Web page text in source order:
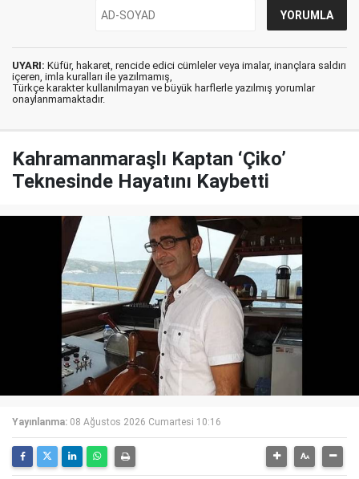
UYARI: Küfür, hakaret, rencide edici cümleler veya imalar, inançlara saldırı
içeren, imla kuralları ile yazılmamış,
Türkçe karakter kullanılmayan ve büyük harflerle yazılmış yorumlar
onaylanmamaktadır.
Kahramanmaraşlı Kaptan ‘Çiko’
Teknesinde Hayatını Kaybetti
Yayınlanma: 08 Ağustos 2026 Cumartesi 10:16